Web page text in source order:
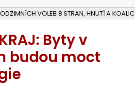
VOLEB 8 STRAN, HNUTÍ A KOALIC
Byty v
budou moct